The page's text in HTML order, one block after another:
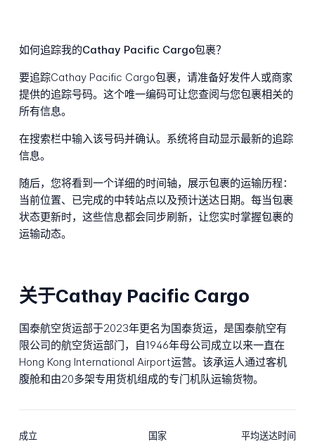
如何追踪我的Cathay Pacific Cargo包裹？
要追踪Cathay Pacific Cargo包裹，请准备好发件人或商家
提供的追踪号码。这个唯一编码可让您查阅与您包裹相关的
所有信息。
在搜索栏中输入该号码并确认。系统将自动显示最新的追踪
信息。
随后，您将看到一个详细的时间轴，展示包裹的运输历程：
当前位置、已完成的中转站点以及预计送达日期。每当包裹
状态更新时，这些信息都会同步刷新，让您实时掌握包裹的
运输动态。
关于Cathay Pacific Cargo
国泰航空货运部于2023年更名为国泰货运，是国泰航空有
限公司的航空货运部门，自1946年母公司成立以来一直在
Hong Kong International Airport运营。该承运人通过客机
腹舱和由20多架专用货机组成的专门机队运输货物。
成立 国家 平均送达时间